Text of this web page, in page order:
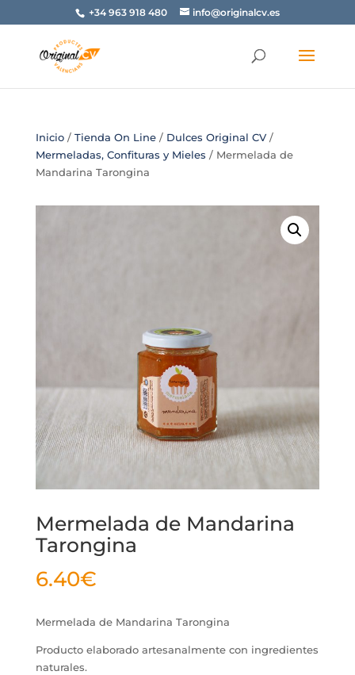
+34 963 918 480 info@originalcv.es
Inicio/ Tienda On Line/ Dulces Original CV/
Mermeladas, Confituras y Mieles / Mermelada de
Mandarina Tarongina
Mermelada de Mandarina
Tarongina
6.40€
Mermelada de Mandarina Tarongina
Producto elaborado artesanalmente con ingredientes
naturales.